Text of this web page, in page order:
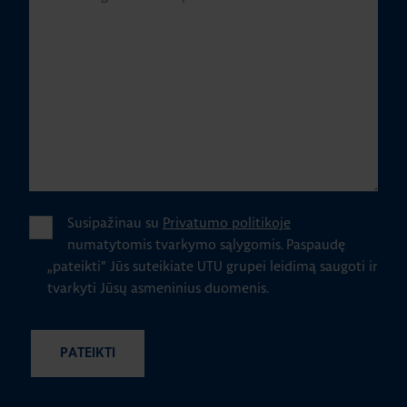
Susipažinau su Privatumo politikoje
numatytomis tvarkymo sąlygomis. Paspaudę
„pateikti" Jūs suteikiate UTU grupei leidimą saugoti ir
tvarkyti Jūsų asmeninius duomenis.